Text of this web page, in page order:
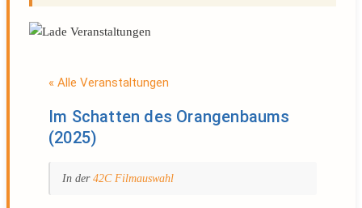
« Alle Veranstaltungen
Im Schatten des Orangenbaums
(2025)
In der 42C Filmauswahl